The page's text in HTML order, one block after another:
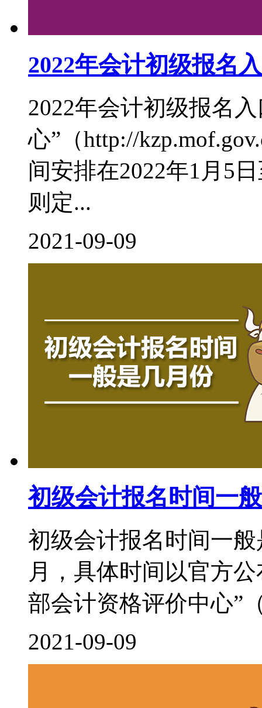
2022年会计初级报名
2022年会计初级报名
心”（http://
间安排在2022年1月5
则定...
2021-09-09
初级会计报名时间一
初级会计报名时间一
月，具体时间以官方
部会计资格评价中心”
2021-09-09